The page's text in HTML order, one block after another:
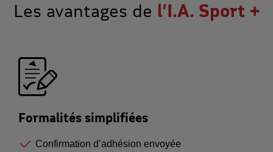
Les avantages de l’I.A. Sport +
Formalités simplifiées
Confirmation d’adhésion envoyée